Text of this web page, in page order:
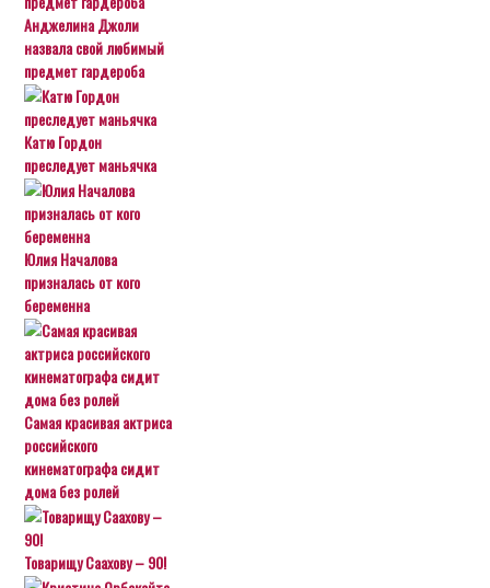
Анджелина Джоли
назвала свой любимый
предмет гардероба
Катю Гордон
преследует маньячка
Юлия Началова
призналась от кого
беременна
Самая красивая актриса
российского
кинематографа сидит
дома без ролей
Товарищу Саахову – 90!